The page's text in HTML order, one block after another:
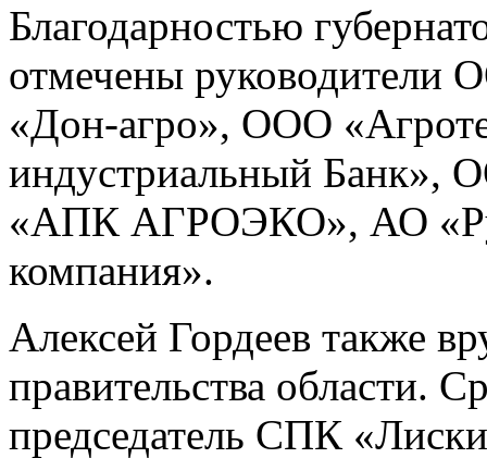
Благодарностью
отмечены руководители
«Дон-агро», ООО
индустриальный
«АПК АГРОЭКО», АО
компания».
Алексей Гордеев также
правительства области.
председатель СПК